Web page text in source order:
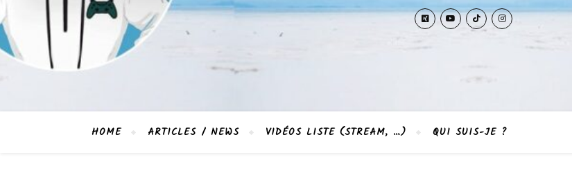
HOME ARTICLES / NEWS VIDÉOS LISTE (STREAM, …) QUI SUIS-JE ?